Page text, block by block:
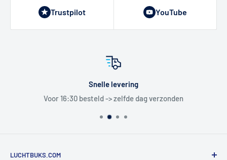
Trustpilot YouTube
Snelle levering
Voor 16:30 besteld -> zelfde dag verzonden
LUCHTBUKS.COM